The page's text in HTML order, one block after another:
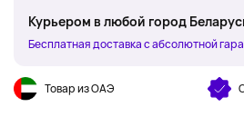
Курьером в любой город
Бесплатная доставка с абсолютной
Товар из ОАЭ